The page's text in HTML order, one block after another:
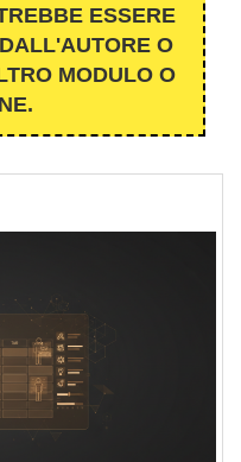
ESSERE
O
MODULO O